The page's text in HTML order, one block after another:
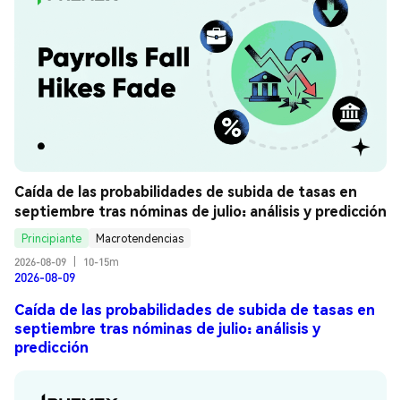
Caída de las probabilidades de subida de tasas en
septiembre tras nóminas de julio: análisis y predicción
Principiante
Macrotendencias
2026-08-09
10-15m
2026-08-09
Caída de las probabilidades de subida de tasas en
septiembre tras nóminas de julio: análisis y
predicción